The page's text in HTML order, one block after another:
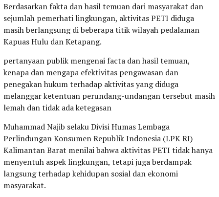
Berdasarkan fakta dan hasil temuan dari masyarakat dan
sejumlah pemerhati lingkungan, aktivitas PETI diduga
masih berlangsung di beberapa titik wilayah pedalaman
Kapuas Hulu dan Ketapang.
pertanyaan publik mengenai facta dan hasil temuan,
kenapa dan mengapa efektivitas pengawasan dan
penegakan hukum terhadap aktivitas yang diduga
melanggar ketentuan perundang-undangan tersebut masih
lemah dan tidak ada ketegasan
Muhammad Najib selaku Divisi Humas Lembaga
Perlindungan Konsumen Republik Indonesia (LPK RI)
Kalimantan Barat menilai bahwa aktivitas PETI tidak hanya
menyentuh aspek lingkungan, tetapi juga berdampak
langsung terhadap kehidupan sosial dan ekonomi
masyarakat.